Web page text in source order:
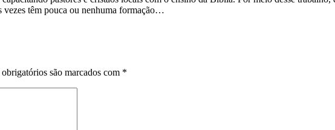
vezes têm pouca ou nenhuma formação…
são marcados com *